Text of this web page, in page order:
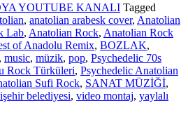
YOUTUBE KANALI Tagged
, anatolian arabesk cover, Anatolian
Lab, Anatolian Rock, Anatolian Rock
of Anadolu Remix, BOZLAK,
, music, müzik, pop, Psychedelic 70s
Rock Türküleri, Psychedelic Anatolian
Sufi Rock, SANAT MÜZİĞİ,
belediyesi, video montaj, yaylalı